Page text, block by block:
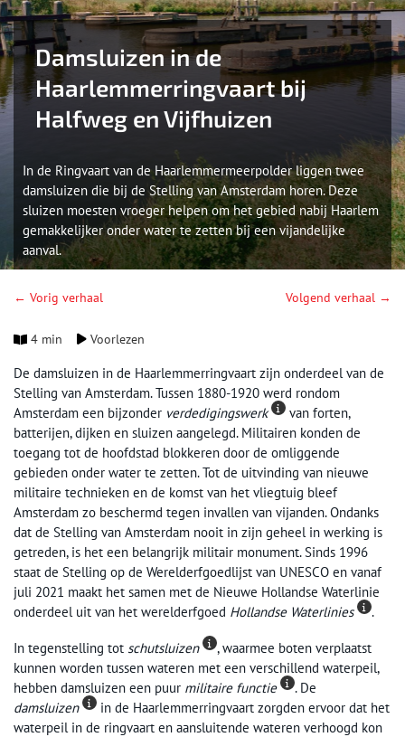
Damsluizen in de
Haarlemmerringvaart bij
Halfweg en Vijfhuizen
In de Ringvaart van de Haarlemmermeerpolder liggen twee
damsluizen die bij de Stelling van Amsterdam horen. Deze
sluizen moesten vroeger helpen om het gebied nabij Haarlem
gemakkelijker onder water te zetten bij een vijandelijke
aanval.
← Vorig verhaal Volgend verhaal →
4 min Voorlezen
De damsluizen in de Haarlemmerringvaart zijn onderdeel van de
Stelling van Amsterdam. Tussen 1880-1920 werd rondom
Amsterdam een bijzonder verdedigingswerk
van forten,
batterijen, dijken en sluizen aangelegd. Militairen konden de
toegang tot de hoofdstad blokkeren door de omliggende
gebieden onder water te zetten. Tot de uitvinding van nieuwe
militaire technieken en de komst van het vliegtuig bleef
Amsterdam zo beschermd tegen invallen van vijanden. Ondanks
dat de Stelling van Amsterdam nooit in zijn geheel in werking is
getreden, is het een belangrijk militair monument. Sinds 1996
staat de Stelling op de Werelderfgoedlijst van UNESCO en vanaf
juli 2021 maakt het samen met de Nieuwe Hollandse Waterlinie
onderdeel uit van het werelderfgoed Hollandse Waterlinies .
In tegenstelling tot schutsluizen
, waarmee boten verplaatst
kunnen worden tussen wateren met een verschillend waterpeil,
hebben damsluizen een puur militaire functie
. De
damsluizen
in de Haarlemmerringvaart zorgden ervoor dat het
waterpeil in de ringvaart en aansluitende wateren verhoogd kon